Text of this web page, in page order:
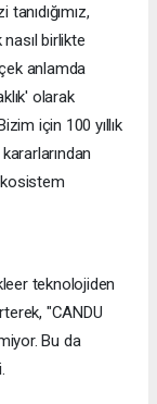
birlikte
anlamda
olarak
için 100 yıllık
teknolojiden
"CANDU
Bu da